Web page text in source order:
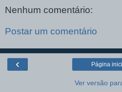
Nenhum comentário:
Postar um comentário
‹ Página
Ver versão